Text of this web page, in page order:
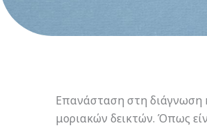
Επανάσταση στη διάγνωση
μοριακών δεικτών. Όπως